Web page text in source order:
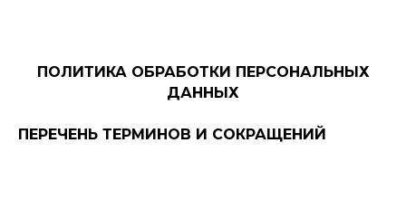
ПОЛИТИКА ОБРАБОТКИ ПЕРСОНАЛЬНЫХ
ДАННЫХ
ПЕРЕЧЕНЬ ТЕРМИНОВ И СОКРАЩЕНИЙ